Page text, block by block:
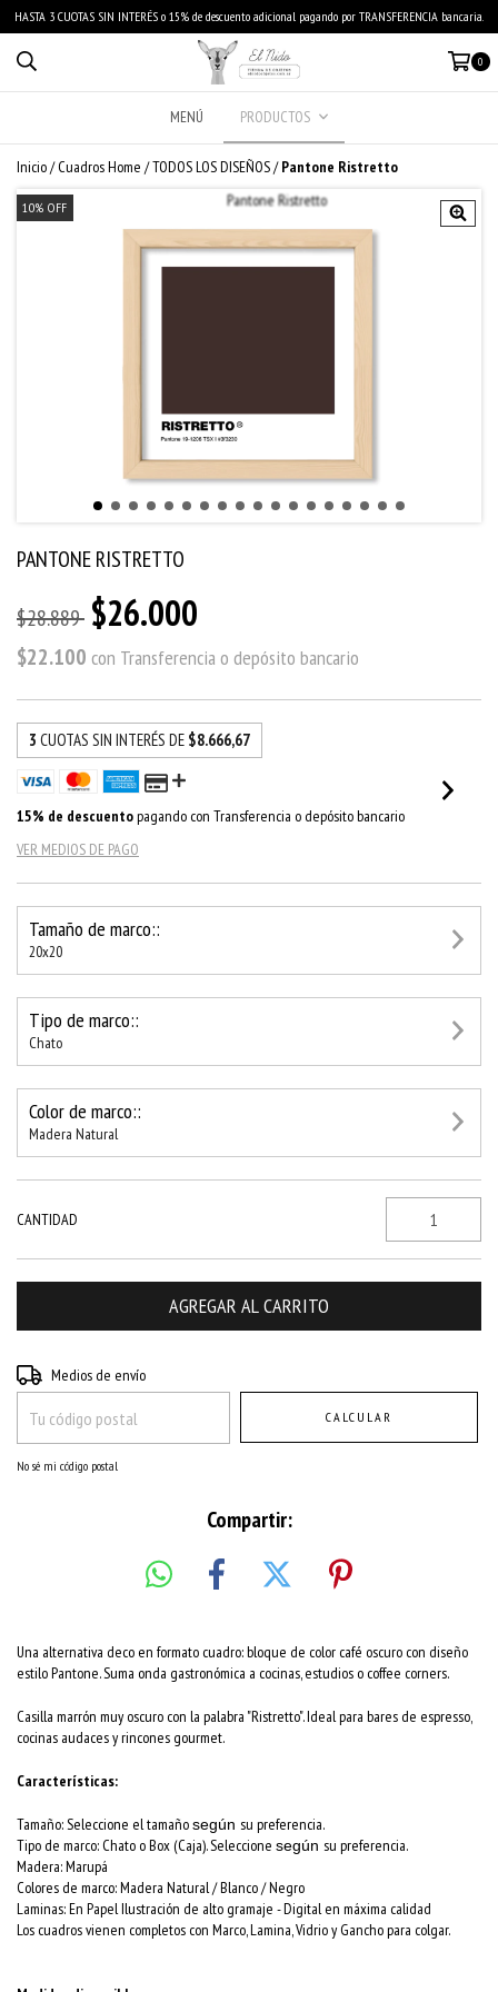
HASTA 3 CUOTAS SIN INTERÉS o 15% de descuento adicional pagando por TRANSFERENCIA bancaria.
0
MENÚ PRODUCTOS
Inicio/ Cuadros Home /TODOS LOS DISEÑOS/ Pantone Ristretto
10% OFF
PANTONE RISTRETTO
$28.889 $26.000
$22.100 con Transferencia o depósito bancario
3 CUOTAS SIN INTERÉS DE $8.666,67
15% de descuentopagando con Transferencia o depósito bancario
VER MEDIOS DE PAGO
Tamaño de marco::
20x20
Tipo de marco::
Chato
Color de marco::
Madera Natural
CANTIDAD
Entregas para el CP:
Medios de envío
CALCULAR
No sé mi código postal
Compartir:
Una alternativa deco en formato cuadro: bloque de color café oscuro con diseño
estilo Pantone. Suma onda gastronómica a cocinas, estudios o coffee corners.
Casilla marrón muy oscuro con la palabra "Ristretto". Ideal para bares de espresso,
cocinas audaces y rincones gourmet.
Características:
Tamaño: Seleccione el tamañosegún su preferencia.
Tipo de marco: Chato o Box (Caja). Seleccione según su preferencia.
Madera: Marupá
Colores de marco:Madera Natural / Blanco / Negro
Laminas: En Papel Ilustración de alto gramaje - Digital en máxima calidad
Los cuadros vienen completos con Marco, Lamina, Vidrio y Gancho para colgar.